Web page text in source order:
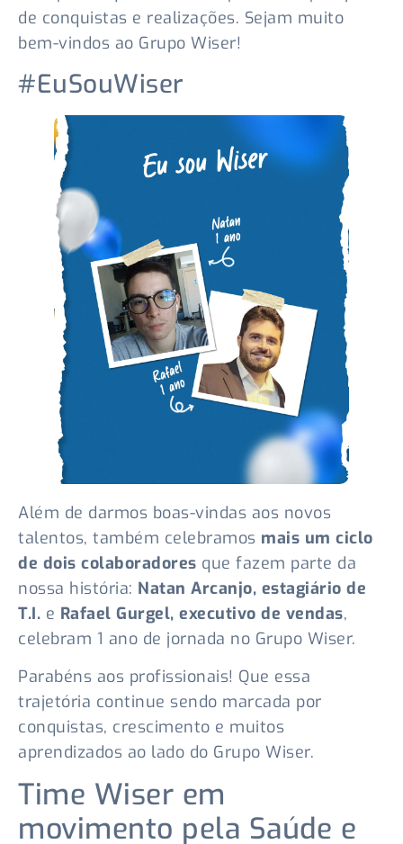
de conquistas e realizações. Sejam muito
bem-vindos ao Grupo Wiser!
#EuSouWiser
Além de darmos boas-vindas aos novos
talentos, também celebramos mais um ciclo
de dois colaboradores que fazem parte da
nossa história: Natan Arcanjo, estagiário de
T.I. e Rafael Gurgel, executivo de vendas,
celebram 1 ano de jornada no Grupo Wiser.
Parabéns aos profissionais! Que essa
trajetória continue sendo marcada por
conquistas, crescimento e muitos
aprendizados ao lado do Grupo Wiser.
Time Wiser em
movimento pela Saúde e